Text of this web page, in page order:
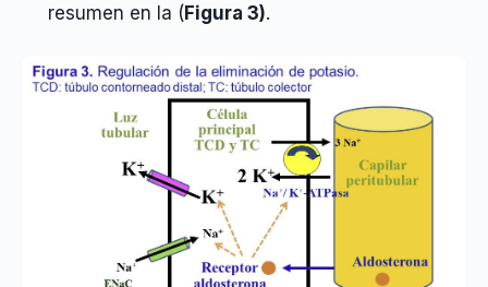
resumen en la (Figura 3).